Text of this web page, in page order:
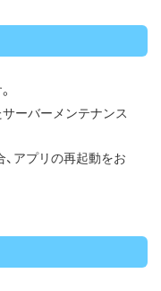
ーバーメンテナンス
アプリの再起動をお